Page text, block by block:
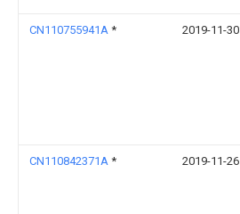
CN110755941A * 2019-11-30
CN110842371A * 2019-11-26